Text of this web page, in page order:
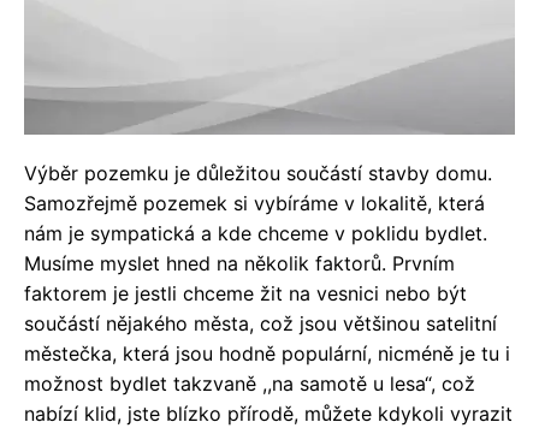
Výběr pozemku je důležitou součástí stavby domu.
Samozřejmě pozemek si vybíráme v lokalitě, která
nám je sympatická a kde chceme v poklidu bydlet.
Musíme myslet hned na několik faktorů. Prvním
faktorem je jestli chceme žit na vesnici nebo být
součástí nějakého města, což jsou většinou satelitní
městečka, která jsou hodně populární, nicméně je tu i
možnost bydlet takzvaně ,,na samotě u lesa“, což
nabízí klid, jste blízko přírodě, můžete kdykoli vyrazit